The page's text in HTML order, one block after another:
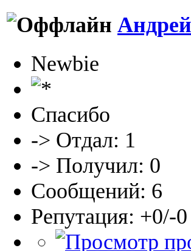
Андрей
Newbie
Спасибо
-> Отдал: 1
-> Получил: 0
Сообщений: 6
Репутация: +0/-0